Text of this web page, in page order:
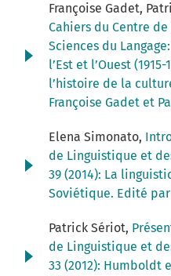
Françoise Gadet,
Cahiers du Centre
Sciences du
l’Est et l’Ouest
l’histoire de la
Françoise Gadet et
Elena Simonato,
de Linguistique et
39 (2014): La
Soviétique. Edité
Patrick Sériot,
de Linguistique et
33 (2012): Humboldt